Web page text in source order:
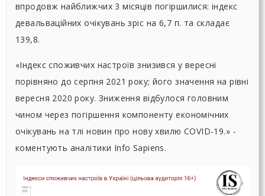
впродовж найближчих 3 місяців погіршилися: індекс
девальваційних очікувань зріс на 6,7 п. та складає
139,8.
«Індекс споживчих настроїв знизився у вересні
порівняно до серпня 2021 року; його значення на рівні
вересня 2020 року. Зниження відбулося головним
чином через погіршення компоненту економічних
очікувань на тлі новин про нову хвилю COVID-19.» -
коментують аналітики Info Sapiens.